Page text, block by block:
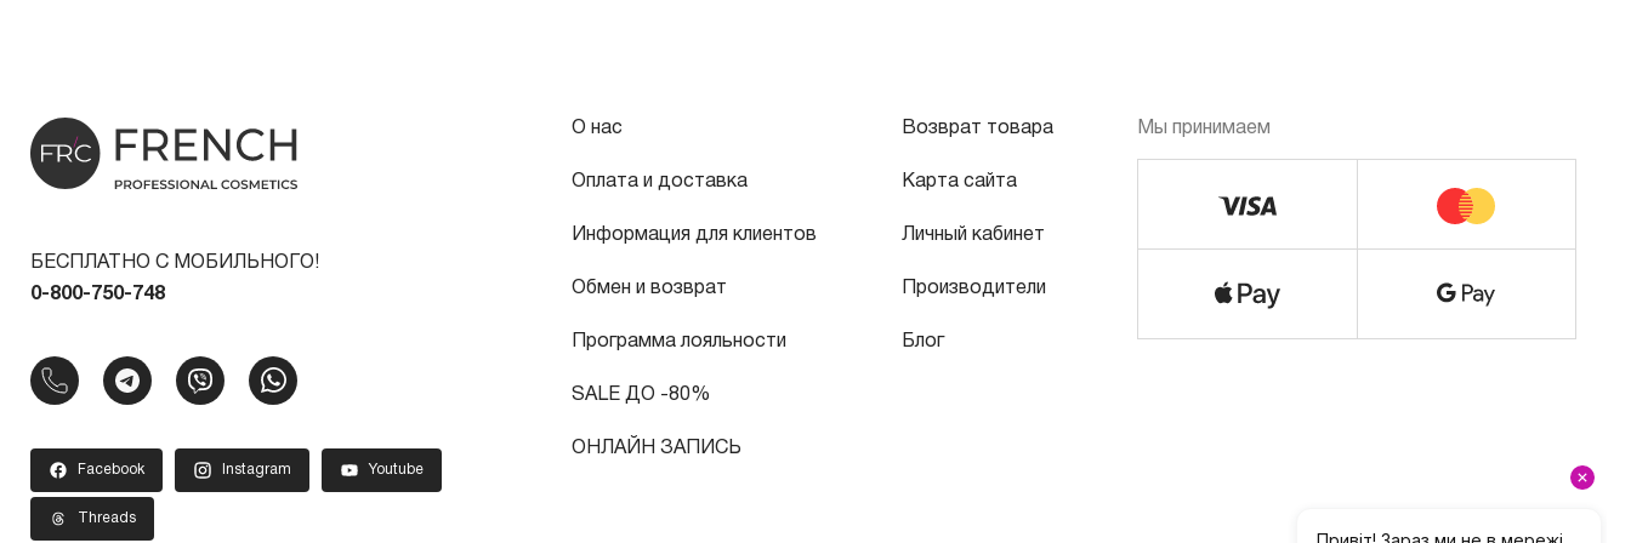
БЕСПЛАТНО С МОБИЛЬНОГО!
0-800-750-748
Facebook Instagram Youtube
Threads
О нас
Оплата и доставка
Информация для клиентов
Обмен и возврат
Программа лояльности
SALE ДО -80%
ОНЛАЙН ЗАПИСЬ
Возврат товара
Карта сайта
Личный кабинет
Производители
Блог
Мы принимаем